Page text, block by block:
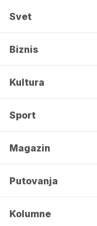
Svet
Biznis
Kultura
Sport
Magazin
Putovanja
Kolumne